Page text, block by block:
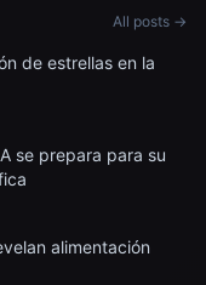
All posts →
de estrellas en la
se prepara para su
alimentación